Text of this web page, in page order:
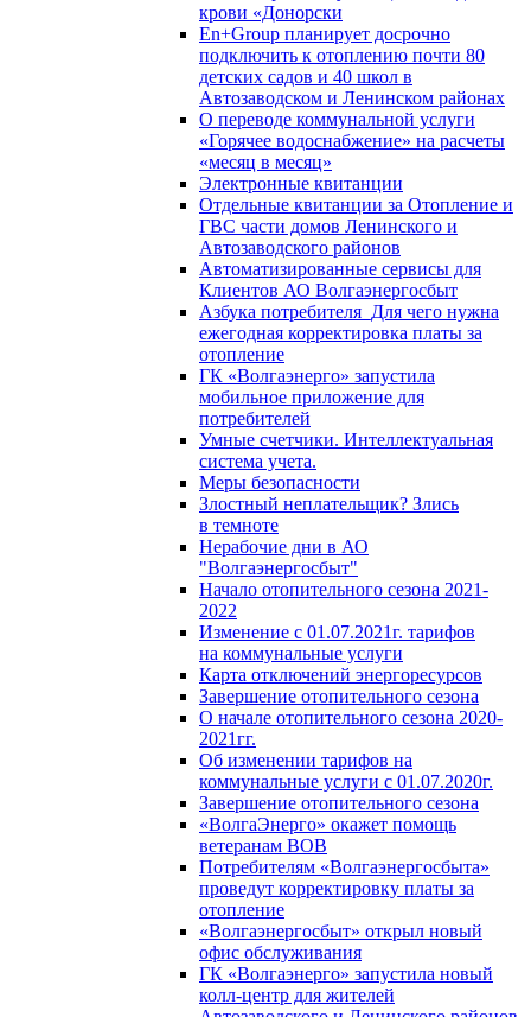
крови «Донорски
En+Group планирует досрочно
подключить к отоплению почти 80
детских садов и 40 школ в
Автозаводском и Ленинском районах
О переводе коммунальной услуги
«Горячее водоснабжение» на расчеты
«месяц в месяц»
Электронные квитанции
Отдельные квитанции за Отопление и
ГВС части домов Ленинского и
Автозаводского районов
Автоматизированные сервисы для
Клиентов АО Волгаэнергосбыт
Азбука потребителя_Для чего нужна
ежегодная корректировка платы за
отопление
ГК «Волгаэнерго» запустила
мобильное приложение для
потребителей
Умные счетчики. Интеллектуальная
система учета.
Меры безопасности
Злостный неплательщик? Злись
в темноте
Нерабочие дни в АО
"Волгаэнергосбыт"
Начало отопительного сезона 2021-
2022
Изменение с 01.07.2021г. тарифов
на коммунальные услуги
Карта отключений энергоресурсов
Завершение отопительного сезона
О начале отопительного сезона 2020-
2021гг.
Об изменении тарифов на
коммунальные услуги с 01.07.2020г.
Завершение отопительного сезона
«ВолгаЭнерго» окажет помощь
ветеранам ВОВ
Потребителям «Волгаэнергосбыта»
проведут корректировку платы за
отопление
«Волгаэнергосбыт» открыл новый
офис обслуживания
ГК «Волгаэнерго» запустила новый
колл-центр для жителей